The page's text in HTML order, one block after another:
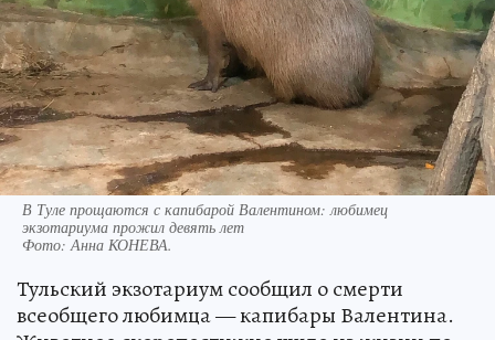
В Туле прощаются с капибарой Валентином: любимец
экзотариума прожил девять лет
Фото:Анна КОНЕВА.
Тульский экзотариум сообщил о смерти
всеобщего любимца — капибары Валентина.